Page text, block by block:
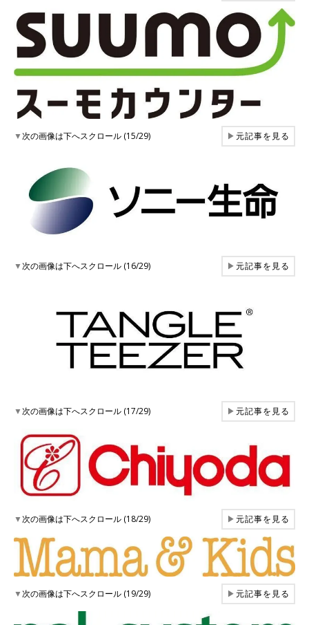
▼次の画像は下へスクロール (15/29) ▶元記事を見る
▼次の画像は下へスクロール (16/29) ▶元記事を見る
▼次の画像は下へスクロール (17/29) ▶元記事を見る
▼次の画像は下へスクロール (18/29) ▶元記事を見る
▼次の画像は下へスクロール (19/29) ▶元記事を見る